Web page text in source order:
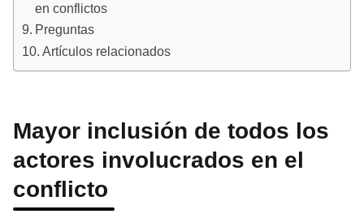
en conflictos
Preguntas
Artículos relacionados
Mayor inclusión de todos los
actores involucrados en el
conflicto